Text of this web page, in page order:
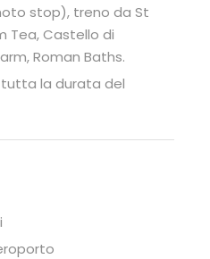
stop), treno da St
Tea, Castello di
Roman Baths.
la durata del